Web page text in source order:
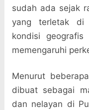
sudah ada sejak
yang terletak di
kondisi
memengaruhi
Menurut
dibuat sebagai
dan nelayan di